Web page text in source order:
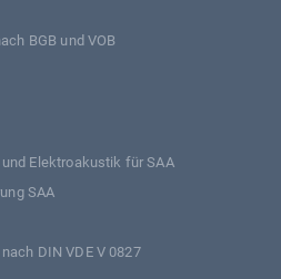
BGB und VOB
Elektroakustik für SAA
SAA
DIN VDE V 0827